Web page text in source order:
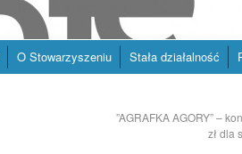
O Stowarzyszeniu Stała działalność
”AGRAFKA AGORY” –
zł dla